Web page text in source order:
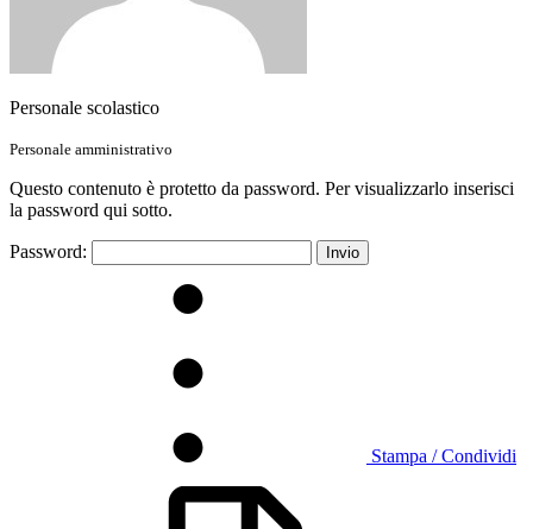
Personale scolastico
Personale amministrativo
Questo contenuto è protetto da password. Per visualizzarlo inserisci
la password qui sotto.
Password:
Stampa / Condividi